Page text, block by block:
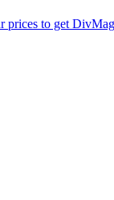
prices to get